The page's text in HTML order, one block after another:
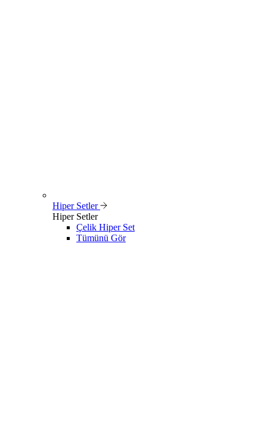
Hiper Setler
Hiper Setler
Çelik Hiper Set
Tümünü Gör